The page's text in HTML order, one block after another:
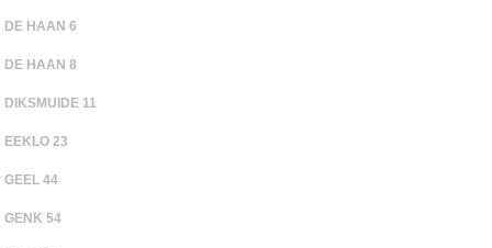
DE HAAN 6
DE HAAN 8
DIKSMUIDE 11
EEKLO 23
GEEL 44
GENK 54